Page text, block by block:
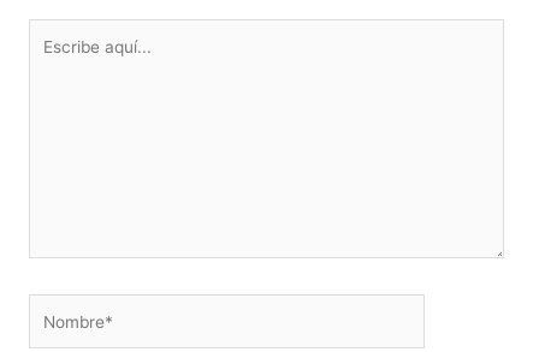
aquí...